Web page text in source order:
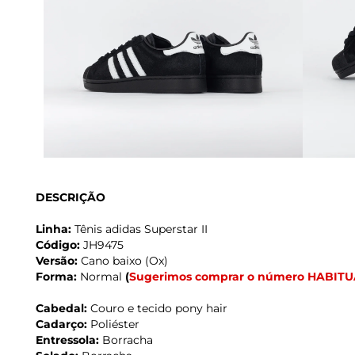
DESCRIÇÃO
Linha: Tênis adidas Superstar II
Código: JH9475
Versão: Cano baixo (Ox)
Forma: Normal (Sugerimos comprar o número
Cabedal: Couro e tecido pony hair
Cadarço: Poliéster
Entressola: Borracha